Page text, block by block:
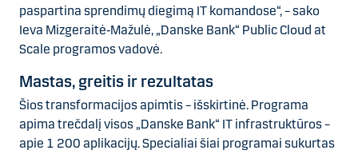
paspartina sprendimų diegimą IT komandose“, – sako
Ieva Mizgeraitė‑Mažulė, „Danske Bank“ Public Cloud at
Scale programos vadovė.
Mastas, greitis ir rezultatas
Šios transformacijos apimtis – išskirtinė. Programa
apima trečdalį visos „Danske Bank“ IT infrastruktūros –
apie 1 200 aplikacijų. Specialiai šiai programai sukurtas